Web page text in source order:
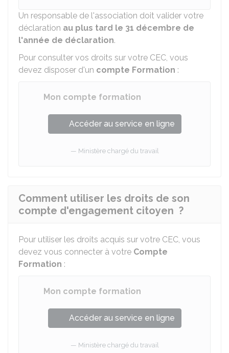
Un responsable de l'association doit valider votre
déclaration au plus tard le 31 décembre de
l'année de déclaration.
Pour consulter vos droits sur votre CEC, vous
devez disposer d'un compte Formation :
Mon compte formation
Accéder au service en ligne
Ministère chargé du travail
Comment utiliser les droits de son
compte d'engagement citoyen ?
Pour utiliser les droits acquis sur votre CEC, vous
devez vous connecter à votre Compte
Formation :
Mon compte formation
Accéder au service en ligne
Ministère chargé du travail